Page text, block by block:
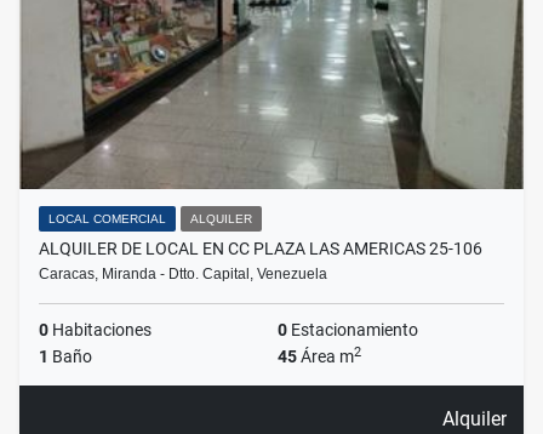
LOCAL COMERCIAL ALQUILER
ALQUILER DE LOCAL EN CC PLAZA LAS AMERICAS 25-106
Caracas, Miranda - Dtto. Capital, Venezuela
0 Habitaciones 0 Estacionamiento
1 Baño 45Área m2
Alquiler